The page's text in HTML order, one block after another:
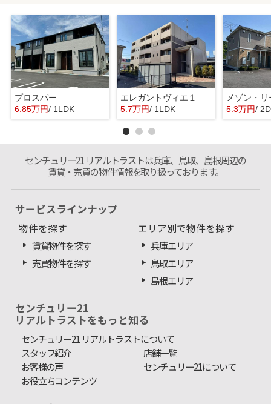
プロスパー
6.85万円/ 1LDK
エレガントヴィエ１
5.7万円/ 1LDK
メゾン・
5.3万円/
センチュリー21 リアルトラストは兵庫、鳥取、島根周辺の
賃貸・売買の物件情報を取り扱っております。
サービスラインナップ
物件を探す
賃貸物件を探す
売買物件を探す
エリア別で物件を探す
兵庫エリア
鳥取エリア
島根エリア
センチュリー21
リアルトラストをもっと知る
センチュリー21 リアルトラストについて
スタッフ紹介
店舗一覧
お客様の声
センチュリー21について
お役立ちコンテンツ